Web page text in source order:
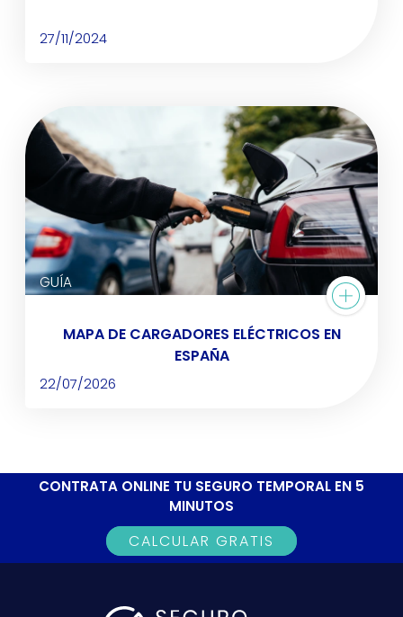
27/11/2024
GUÍA
MAPA DE CARGADORES ELÉCTRICOS EN
ESPAÑA
22/07/2026
CONTRATA ONLINE TU SEGURO TEMPORAL EN 5
MINUTOS
CALCULAR GRATIS